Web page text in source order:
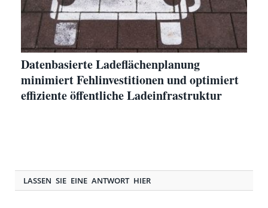
Datenbasierte Ladeflächenplanung
minimiert Fehlinvestitionen und optimiert
effiziente öffentliche Ladeinfrastruktur
LASSEN SIE EINE ANTWORT HIER